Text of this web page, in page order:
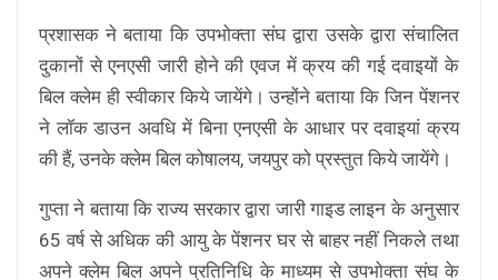
प्रशासक ने बताया कि उपभोक्ता संघ द्वारा उसके द्वारा संचालित
दुकानों से एनएसी जारी होने की एवज में क्रय की गई दवाइयों के
बिल क्लेम ही स्वीकार किये जायेंगे। उन्होंने बताया कि जिन पेंशनर
ने लॉक डाउन अवधि में बिना एनएसी के आधार पर दवाइयां क्रय
की हैं, उनके क्लेम बिल कोषालय, जयपुर को प्रस्तुत किये जायेंगे।
गुप्ता ने बताया कि राज्य सरकार द्वारा जारी गाइड लाइन के अनुसार
65 वर्ष से अधिक की आयु के पेंशनर घर से बाहर नहीं निकले तथा
अपने क्लेम बिल अपने प्रतिनिधि के माध्यम से उपभोक्ता संघ के